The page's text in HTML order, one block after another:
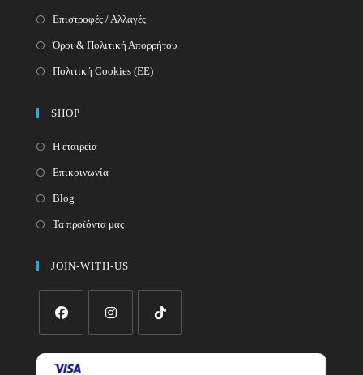
Επιστροφές / Αλλαγές
Όροι & Πολιτική Απορρήτου
Πολιτική Cookies (ΕΕ)
SHOP
Η εταιρεία
Επικοινωνία
Blog
Τα προϊόντα μας
JOIN-WITH-US